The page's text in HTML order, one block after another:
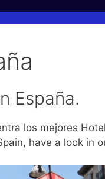
España.
los mejores
have a look in